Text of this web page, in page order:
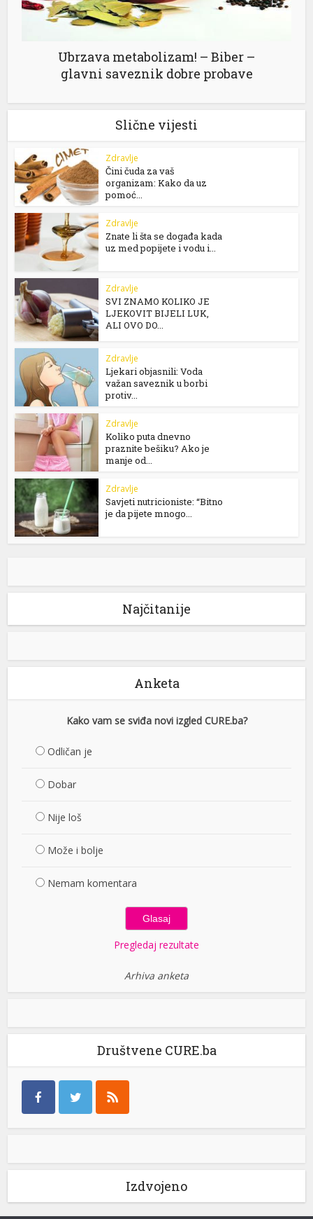
Ubrzava metabolizam! – Biber –
glavni saveznik dobre probave
Slične vijesti
Zdravlje
Čini čuda za vaš
organizam: Kako da uz
pomoć...
Zdravlje
Znate li šta se događa kada
uz med popijete i vodu i...
Zdravlje
SVI ZNAMO KOLIKO JE
LJEKOVIT BIJELI LUK,
ALI OVO DO...
Zdravlje
Ljekari objasnili: Voda
važan saveznik u borbi
protiv...
Zdravlje
Koliko puta dnevno
praznite bešiku? Ako je
manje od...
Zdravlje
Savjeti nutricioniste: “Bitno
je da pijete mnogo...
Najčitanije
Anketa
Kako vam se sviđa novi izgled CURE.ba?
Odličan je
Dobar
Nije loš
Može i bolje
Nemam komentara
Pregledaj rezultate
Arhiva anketa
Društvene CURE.ba
Izdvojeno